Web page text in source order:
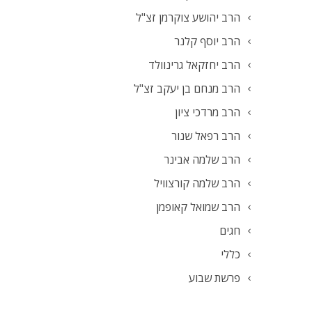
הרב יהושע צוקרמן זצ"ל
הרב יוסף קלנר
הרב יחזקאל גרינוולד
הרב מנחם בן יעקב זצ"ל
הרב מרדכי ציון
הרב רפאל שנור
הרב שלמה אבינר
הרב שלמה קורצוויל
הרב שמואל קאופמן
חגים
כללי
פרשת שבוע